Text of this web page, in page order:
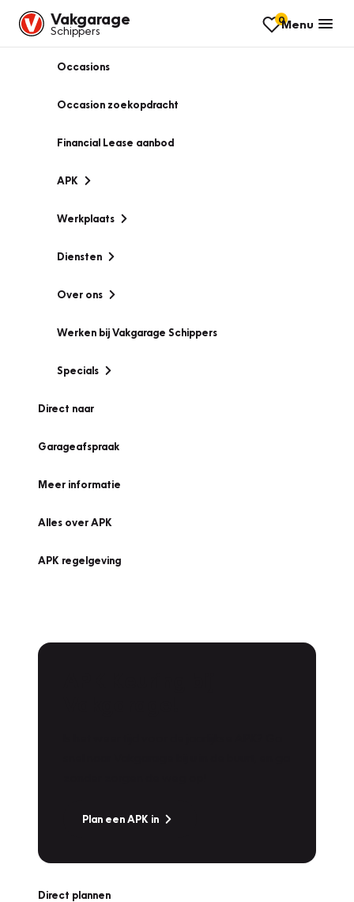
Vakgarage
Schippers
0Menu
Occasions
Occasion zoekopdracht
Financial Lease aanbod
APK
Werkplaats
Diensten
Over ons
Werken bij Vakgarage Schippers
Specials
Direct naar
Garageafspraak
Meer informatie
Alles over APK
APK regelgeving
Plan een APK in
Direct plannen